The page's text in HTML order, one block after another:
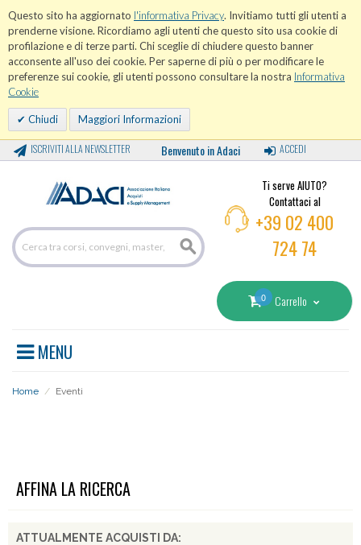
Questo sito ha aggiornato l'informativa Privacy. Invitiamo tutti gli utenti a
prenderne visione. Ricordiamo agli utenti che questo sito usa cookie di
profilazione e di terze parti. Chi sceglie di chiudere questo banner
acconsente all'uso dei cookie. Per saperne di più o per modificare le
preferenze sui cookie, gli utenti possono consultare la nostra Informativa
Cookie
Chiudi Maggiori Informazioni
ISCRIVITI ALLA NEWSLETTER Benvenuto in Adaci ACCEDI
Ti serve AIUTO?
Contattaci al
+39 02 400
724 74
0 Carrello
MENU
Home / Eventi
AFFINA LA RICERCA
ATTUALMENTE ACQUISTI DA: